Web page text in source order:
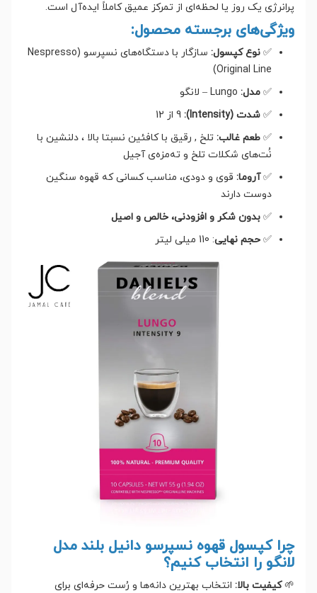
پرانرژی یک روز یا لحظه‌ای از تمرکز عمیق کاملاً ایده‌آل است.
ویژگی‌های برجسته محصول:
✅ نوع کپسول:
سازگار با دستگاه‌های نسپرسو (Nespresso
Original Line)
✅ مدل:
✅ شدت (Intensity):
✅ طعم غالب: تلخ , رقیق با کافئین نسبتا بالا ، دلنشین با
نُت‌های شکلات تلخ و ته‌مزه‌ی آجیل
✅آروما: قوی و دودی، مناسب کسانی که قهوه سنگین
دوست دارند
✅ بدون شکر و افزودنی، خالص و اصیل
✅ حجم نهایی: 110 میلی لیتر
چرا کپسول قهوه نسپرسو دانیل بلند مدل
لانگو را انتخاب کنیم؟
🌱کیفیت بالا: انتخاب بهترین دانه‌ها و رُست حرفه‌ای برای